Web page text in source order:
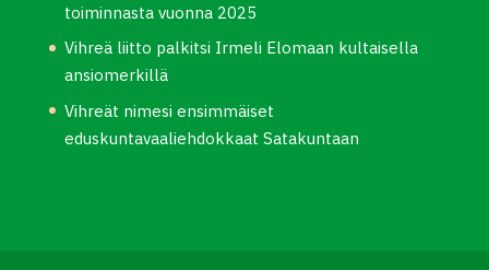
toiminnasta vuonna 2025
Vihreä liitto palkitsi Irmeli Elomaan kultaisella
ansiomerkillä
Vihreät nimesi ensimmäiset
eduskuntavaaliehdokkaat Satakuntaan